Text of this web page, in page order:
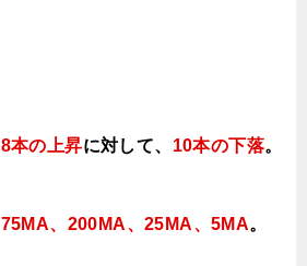
8本の上昇に対して、 10本の下落。
75MA、200MA、25MA、5MA。